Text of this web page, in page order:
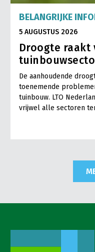
BELANGRIJKE
5 AUGUSTUS 2026
Droogte
De aanhoudende
toenemende
tuinbouw. LTO
vrijwel alle sectoren